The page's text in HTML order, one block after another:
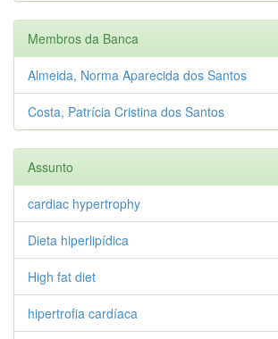
Membros da Banca
Almeida, Norma Aparecida dos Santos
Costa, Patrícia Cristina dos Santos
Assunto
cardiac hypertrophy
Dieta hiperlipídica
High fat diet
hipertrofia cardíaca